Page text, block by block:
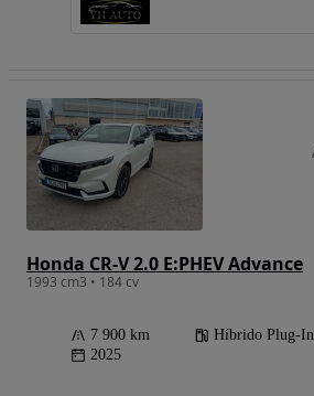
Honda CR-V 2.0 E:PHEV Advance
1993 cm3 • 184 cv
7 900 km Híbrido Plug-In
2025